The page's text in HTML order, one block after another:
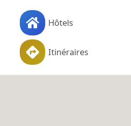
Hôtels
Itinéraires